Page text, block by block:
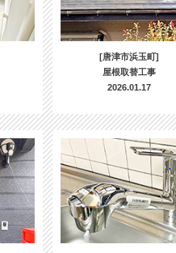
[唐津市浜玉町]
屋根取替工事
2026.01.17